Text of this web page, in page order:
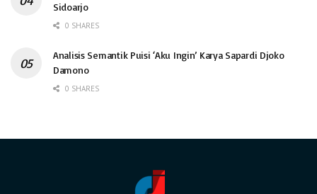
Sidoarjo
0 SHARES
Analisis Semantik Puisi ‘Aku Ingin’ Karya Sapardi Djoko
Damono
0 SHARES